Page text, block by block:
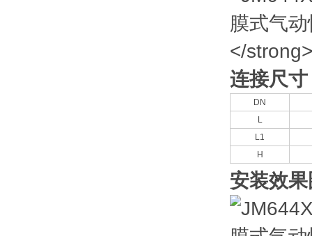
连接尺寸
DN
L
L1
H
安装效